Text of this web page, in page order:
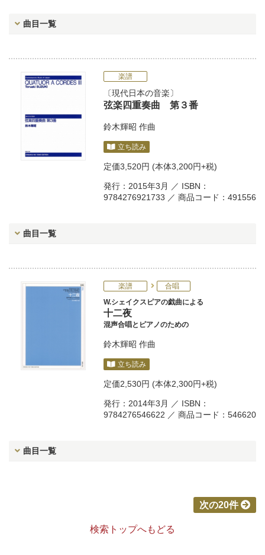
曲目一覧
楽譜
現代日本の音楽
弦楽四重奏曲 第３番
鈴木輝昭 作曲
立ち読み
定価3,520円 (本体3,200円+税)
発行：2015年3月 ／ ISBN：
9784276921733 ／ 商品コード：491556
曲目一覧
楽譜
合唱
W.シェイクスピアの戯曲による
十二夜
混声合唱とピアノのための
鈴木輝昭 作曲
立ち読み
定価2,530円 (本体2,300円+税)
発行：2014年3月 ／ ISBN：
9784276546622 ／ 商品コード：546620
曲目一覧
次の20件
検索トップへもどる